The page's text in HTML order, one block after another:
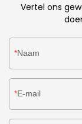
Vertel ons
Naam
E-mail